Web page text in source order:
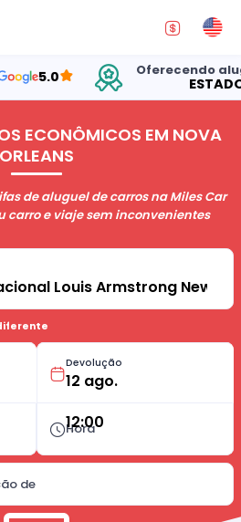
5.0 Oferecendo aluguel
ESTADOS
ECONÔMICOS EM NOVA
ORLEANS
de aluguel de carros na Miles Car
carro e viaje sem inconvenientes
Devolução
Hora
12:00
de